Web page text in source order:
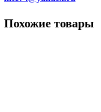
Похожие товары